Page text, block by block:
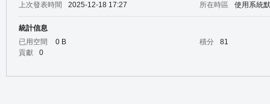
上次發表時間
2025-12-18 17:27 所在時區 使用系統
統計信息
已用空間
0 B 積分
81
貢獻
0